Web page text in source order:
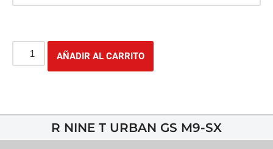
AÑADIR AL CARRITO
R NINE T URBAN GS M9-SX